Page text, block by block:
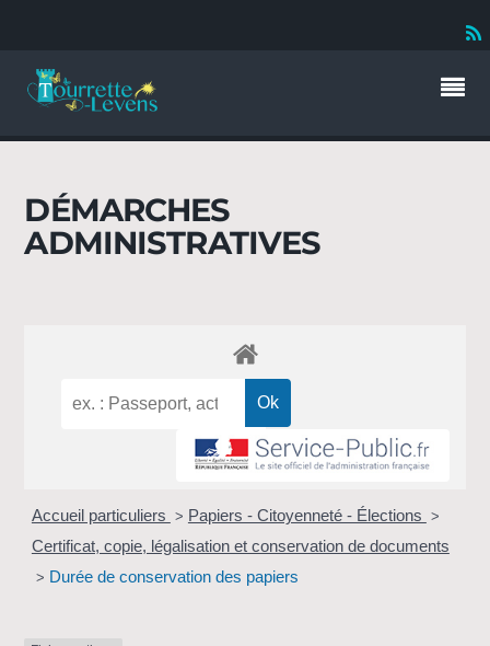
DÉMARCHES
ADMINISTRATIVES
Accueil particuliers > Papiers - Citoyenneté - Élections >
Certificat, copie, légalisation et conservation de documents
> Durée de conservation des papiers